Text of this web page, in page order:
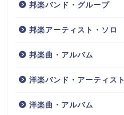
邦楽バンド・グループ
邦楽アーティスト・ソロ
邦楽曲・アルバム
洋楽バンド・アーティスト
洋楽曲・アルバム